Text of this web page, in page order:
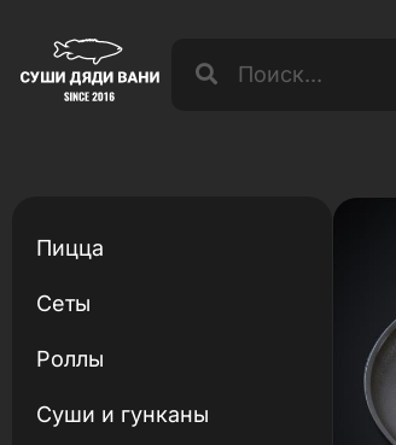
Пицца
Сеты
Роллы
Суши и гунканы